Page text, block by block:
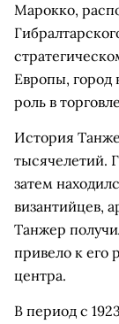
Марокко,
Европы, город
роль в
История
тысячелетий.
затем
византийцев,
Танжер
привело к его
центра.
В период с